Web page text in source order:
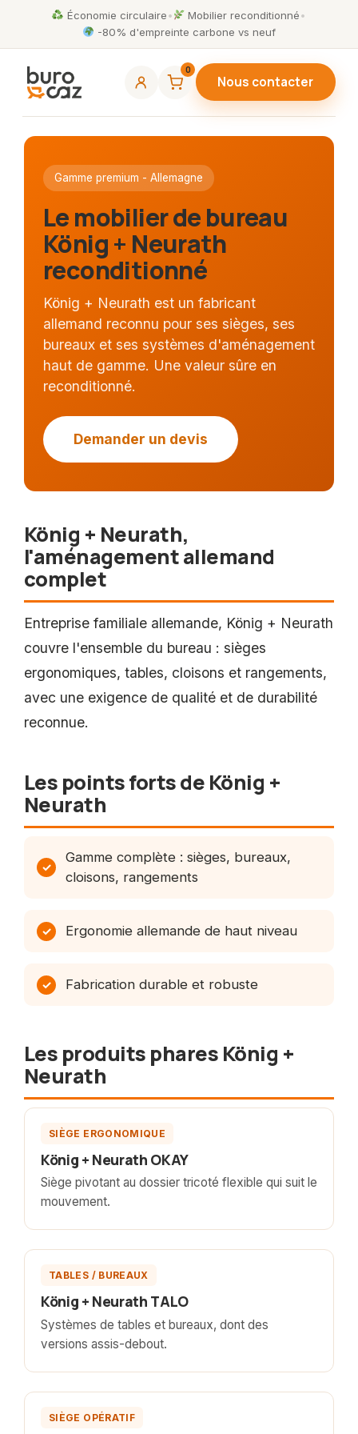
Économie circulaire• Mobilier reconditionné•
-80% d'empreinte carbone vs neuf
0
Nous contacter
Gamme premium - Allemagne
Le mobilier de bureau
König + Neurath
reconditionné
König + Neurath est un fabricant
allemand reconnu pour ses sièges, ses
bureaux et ses systèmes d'aménagement
haut de gamme. Une valeur sûre en
reconditionné.
Demander un devis
König + Neurath,
l'aménagement allemand
complet
Entreprise familiale allemande, König + Neurath
couvre l'ensemble du bureau : sièges
ergonomiques, tables, cloisons et rangements,
avec une exigence de qualité et de durabilité
reconnue.
Les points forts de König +
Neurath
Gamme complète : sièges, bureaux,
cloisons, rangements
Ergonomie allemande de haut niveau
Fabrication durable et robuste
Les produits phares König +
Neurath
SIÈGE ERGONOMIQUE
König + Neurath OKAY
Siège pivotant au dossier tricoté flexible qui suit le
mouvement.
TABLES / BUREAUX
König + Neurath TALO
Systèmes de tables et bureaux, dont des
versions assis-debout.
SIÈGE OPÉRATIF